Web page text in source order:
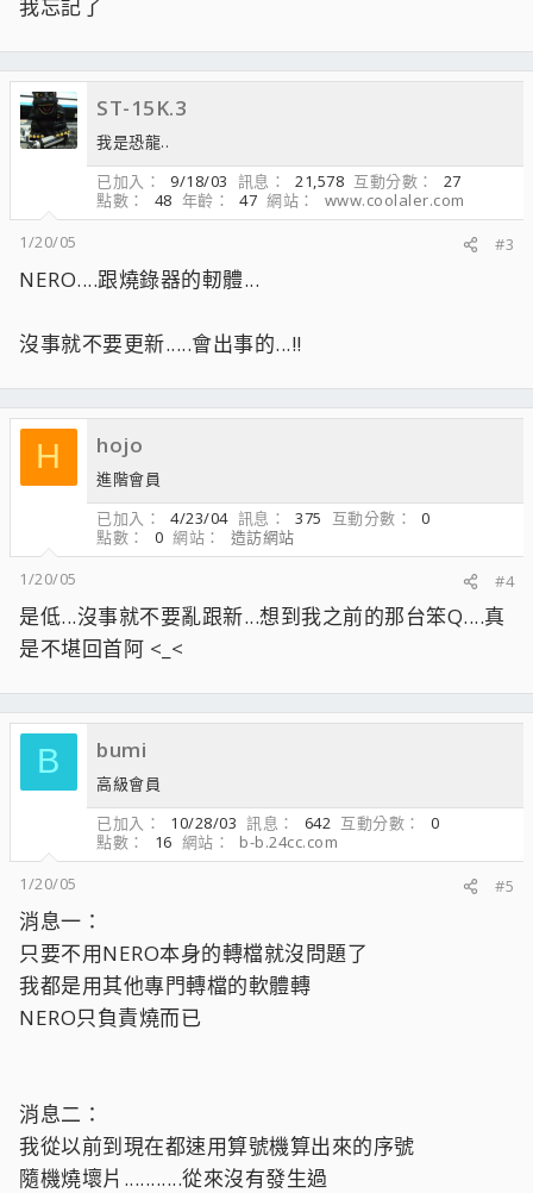
我忘記了
ST-15K.3
我是恐龍..
已加入
9/18/03 訊息 21,578 互動分數
27
點數
48 年齡 47 網站
www.coolaler.com
1/20/05
#3
NERO....跟燒錄器的軔體...
沒事就不要更新.....會出事的...!!
H hojo
進階會員
已加入
4/23/04 訊息 375 互動分數
0
點數
0 網站
造訪網站
1/20/05
#4
是低...沒事就不要亂跟新...想到我之前的那台笨Q....真
是不堪回首阿 <_<
B bumi
高級會員
已加入
10/28/03 訊息 642 互動分數
0
點數
16 網站
b-b.24cc.com
1/20/05
#5
消息一：
只要不用NERO本身的轉檔就沒問題了
我都是用其他專門轉檔的軟體轉
NERO只負責燒而已
消息二：
我從以前到現在都速用算號機算出來的序號
隨機燒壞片...........從來沒有發生過